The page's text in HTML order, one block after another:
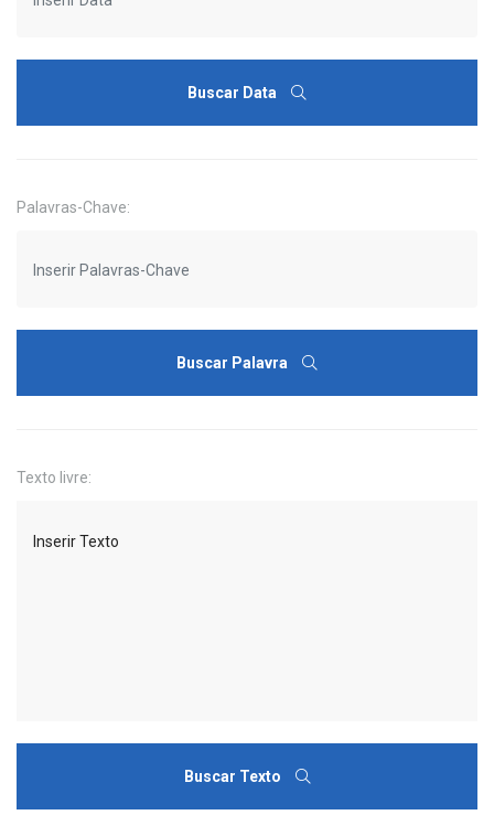
Buscar Data
Palavras-Chave:
Buscar Palavra
Texto livre:
Buscar Texto